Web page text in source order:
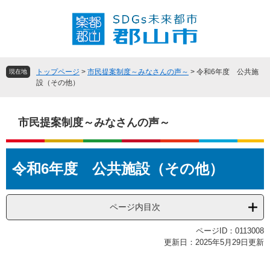
頭
飛
へ
現在地 トップページ > 市民提案制度～みなさんの声～ > 令和6年度 公共施
設（その他）
市民提案制度～みなさんの声～
文令和6年度 公共施設（その他）
ページ内目次
ページID：0113008
更新日：2025年5月29日更新